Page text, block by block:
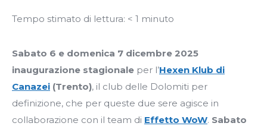
Tempo stimato di lettura: < 1 minuto
Sabato 6 e domenica 7 dicembre 2025
inaugurazione stagionale per l’Hexen Klub di
Canazei (Trento), il club delle Dolomiti per
definizione, che per queste due sere agisce in
collaborazione con il team di Effetto WoW. Sabato